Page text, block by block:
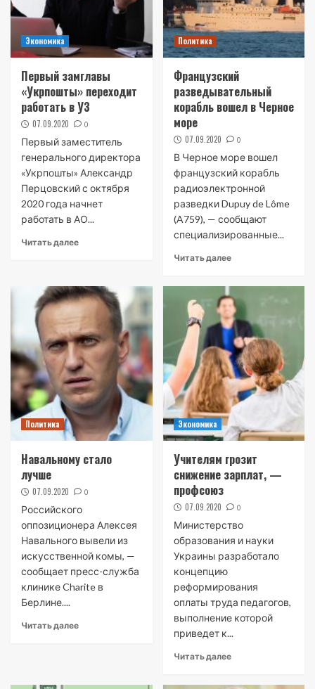
Экономика
Первый замглавы
«Укрпошты» переходит
работать в УЗ
07.09.2020 0
Первый заместитель
генерального директора
«Укрпошты» Александр
Перцовский с октября
2020 года начнет
работать в АО...
Читать далее
Политика
Французский
разведывательный
корабль вошел в Черное
море
07.09.2020 0
В Черное море вошел
французский корабль
радиоэлектронной
разведки Dupuy de Lôme
(A759), — сообщают
специализированные...
Читать далее
Политика
Навальному стало
лучше
07.09.2020 0
Российского
оппозиционера Алексея
Навального вывели из
искусственной комы, —
сообщает пресс-служба
клинике Charite в
Берлине....
Читать далее
Экономика
Учителям грозит
снижение зарплат, —
профсоюз
07.09.2020 0
Министерство
образования и науки
Украины разработало
концепцию
реформирования
оплаты труда педагогов,
выполнение которой
приведет к...
Читать далее